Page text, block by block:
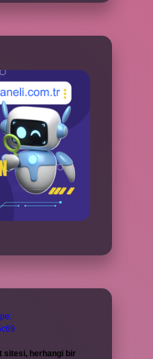
sitesi, herhangi bir